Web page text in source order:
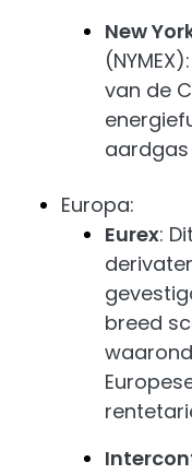
New
van de
aardgas
Europa:
Eurex:
breed